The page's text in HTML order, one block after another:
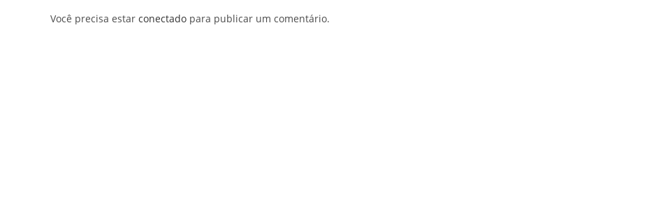
Você precisa estar conectado para publicar um comentário.